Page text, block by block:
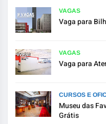
VAGAS
Vaga para
VAGAS
Vaga para
CURSOS E
Museu das
Grátis